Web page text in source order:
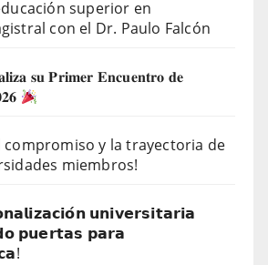
superior en
con el Dr. Paulo Falcón
𝐬𝐮 𝐏𝐫𝐢𝐦𝐞𝐫 𝐄𝐧𝐜𝐮𝐞𝐧𝐭𝐫𝐨 𝐝𝐞
compromiso y la trayectoria de
miembros!
𝘂𝗻𝗶𝘃𝗲𝗿𝘀𝗶𝘁𝗮𝗿𝗶𝗮
𝗽𝘂𝗲𝗿𝘁𝗮𝘀 𝗽𝗮𝗿𝗮